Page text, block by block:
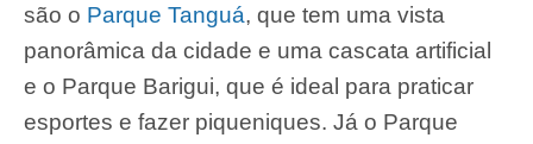
são o Parque Tanguá, que tem uma vista
panorâmica da cidade e uma cascata artificial
e o Parque Barigui, que é ideal para praticar
esportes e fazer piqueniques. Já o Parque